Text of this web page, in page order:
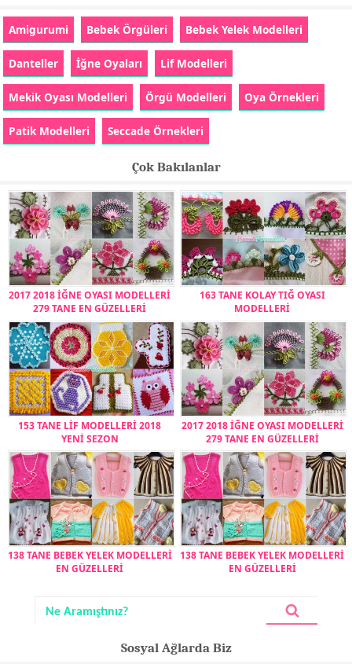
Amigurumi Bebek Örgüleri Bebek Yelek Modelleri
Danteller İğne Oyaları Lif Modelleri
Mekik Oyası Modelleri Örgü Modelleri Oya Örnekleri
Patik Modelleri Seccade Örnekleri
Çok Bakılanlar
2017 2018 İĞNE OYASI MODELLERİ
279 TANE EN GÜZELLERİ
163 TANE KOLAY TIĞ OYASI
MODELLERİ
153 TANE LİF MODELLERİ 2018
YENİ SEZON
2017 2018 İĞNE OYASI MODELLERİ
279 TANE EN GÜZELLERİ
138 TANE BEBEK YELEK MODELLERİ
EN GÜZELLERİ
138 TANE BEBEK YELEK MODELLERİ
EN GÜZELLERİ
Sosyal Ağlarda Biz